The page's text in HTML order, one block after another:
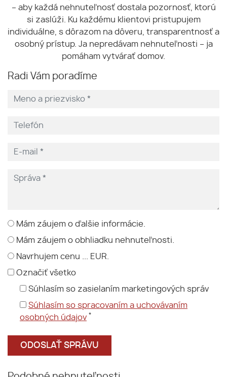
– aby každá nehnuteľnosť dostala pozornosť, ktorú
si zaslúži. Ku každému klientovi pristupujem
individuálne, s dôrazom na dôveru, transparentnosť a
osobný prístup. Ja nepredávam nehnuteľnosti – ja
pomáham vytvárať domov.
Radi Vám poradíme
Mám záujem o ďalšie informácie.
Mám záujem o obhliadku nehnuteľnosti.
Navrhujem cenu ... EUR.
Označiť všetko
Súhlasím so zasielaním marketingových správ
Súhlasím so spracovaním a uchovávaním
osobných údajov *